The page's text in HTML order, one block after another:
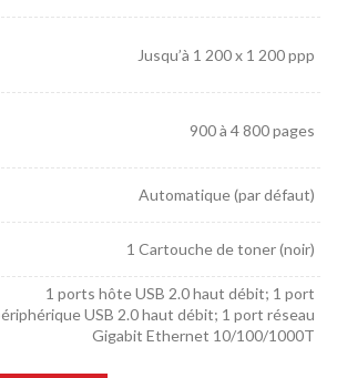
Jusqu’à 1 200 x 1 200 ppp
900 à 4 800 pages
Automatique (par défaut)
1 Cartouche de toner (noir)
1 ports hôte USB 2.0 haut débit; 1 port
USB 2.0 haut débit; 1 port réseau
Gigabit Ethernet 10/100/1000T